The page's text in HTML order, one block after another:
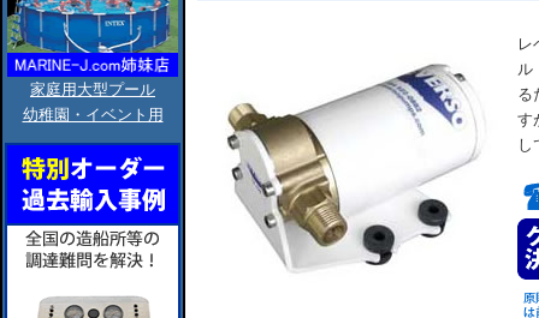
家庭用大型プール
幼稚園・イベント用
レ
ル
る
す
し